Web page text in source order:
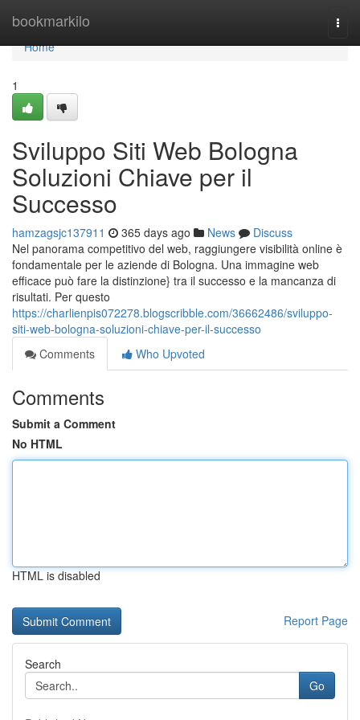
bookmarkilo
Home
Home
1
Sviluppo Siti Web Bologna
Soluzioni Chiave per il
Successo
hamzagsjc137911 365 days ago News
Discuss
Nel panorama competitivo del web, raggiungere visibilità online è
fondamentale per le aziende di Bologna. Una immagine web
efficace può fare la distinzione} tra il successo e la mancanza di
risultati. Per questo
https://charlienpis072278.blogscribble.com/36662486/sviluppo-
siti-web-bologna-soluzioni-chiave-per-il-successo
Comments
Who Upvoted
Comments
Submit a Comment
No HTML
HTML is disabled
Report Page
Search
Go